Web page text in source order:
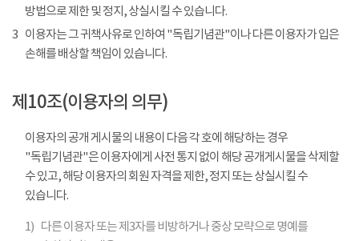
방법으로 제한 및 정지, 상실시킬 수 있습니다.
3 이용자는 그 귀책사유로 인하여 "독립기념관"이나 다른 이용자가 입은
손해를 배상할 책임이 있습니다.
제10조(이용자의 의무)
이용자의 공개 게시물의 내용이 다음 각 호에 해당하는 경우
"독립기념관"은 이용자에게 사전 통지 없이 해당 공개게시물을 삭제할
수 있고, 해당 이용자의 회원 자격을 제한, 정지 또는 상실시킬 수
있습니다.
1) 다른 이용자 또는 제3자를 비방하거나 중상 모략으로 명예를